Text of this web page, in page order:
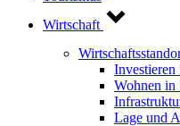
Wirtschaft
Wohnen in
Lage und